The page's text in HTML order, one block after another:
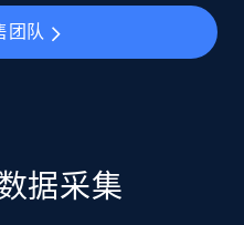
团队
据采集